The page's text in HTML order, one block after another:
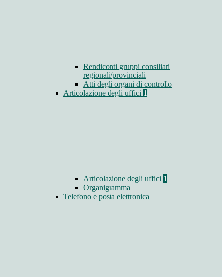
Rendiconti gruppi consiliari
regionali/provinciali
Atti degli organi di controllo
Articolazione degli uffici 1
Articolazione degli uffici 1
Organigramma
Telefono e posta elettronica